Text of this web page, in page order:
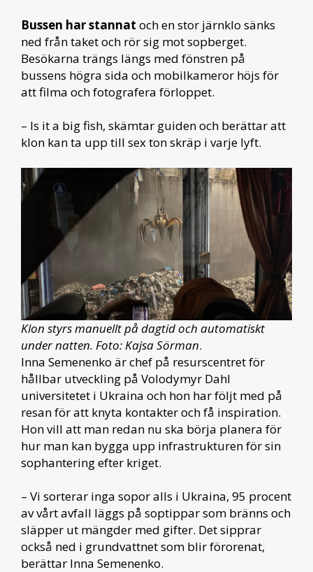
Bussen har stannat och en stor järnklo sänks
ned från taket och rör sig mot sopberget.
Besökarna trängs längs med fönstren på
bussens högra sida och mobilkameror höjs för
att filma och fotografera förloppet.
– Is it a big fish, skämtar guiden och berättar att
klon kan ta upp till sex ton skräp i varje lyft.
Klon styrs manuellt på dagtid och automatiskt
under natten. Foto: Kajsa Sörman.
Inna Semenenko är chef på resurscentret för
hållbar utveckling på Volodymyr Dahl
universitetet i Ukraina och hon har följt med på
resan för att knyta kontakter och få inspiration.
Hon vill att man redan nu ska börja planera för
hur man kan bygga upp infrastrukturen för sin
sophantering efter kriget.
– Vi sorterar inga sopor alls i Ukraina, 95 procent
av vårt avfall läggs på soptippar som bränns och
släpper ut mängder med gifter. Det sipprar
också ned i grundvattnet som blir förorenat,
berättar Inna Semenenko.